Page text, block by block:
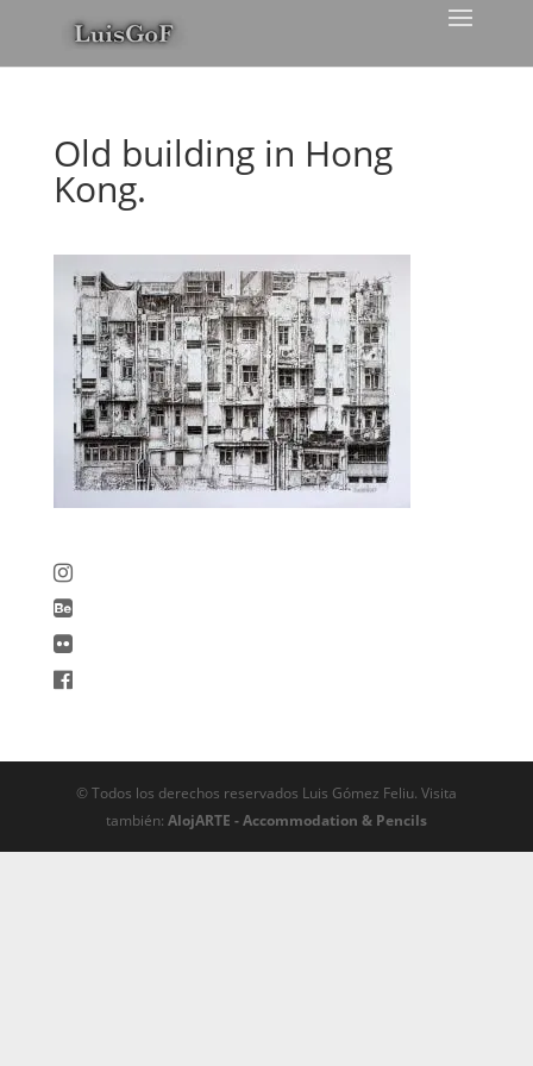
Old building in Hong
Kong.
© Todos los derechos reservados Luis Gómez Feliu. Visita
también: AlojARTE - Accommodation & Pencils